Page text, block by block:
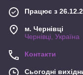
Працює з
м. Чернівці
Чернівці, Україна
Контакти
Сьогодні